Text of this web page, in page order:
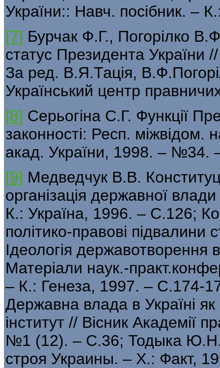
України:: Навч. посібник. –
[7] Бурчак Ф.Г., Погорілко
статус Президента України
За ред. В.Я.Тація,
Український центр
[8] Серьогіна С.Г. Функції
законності: Респ. міжвідом.
акад. України, 1998. – №34.
[9] Медведчук В.В.
організація державної
К.: Україна, 1996. – С.126;
політико-правові підвалини
Ідеологія державотворення в
Матеріали наук.-
– К.: Генеза, 1997. – С.174-
Державна влада в Україні
інститут // Вісник Академії
№1 (12). – С.36; Тодыка Ю.Н.
строя Украины. – Х.: Факт,